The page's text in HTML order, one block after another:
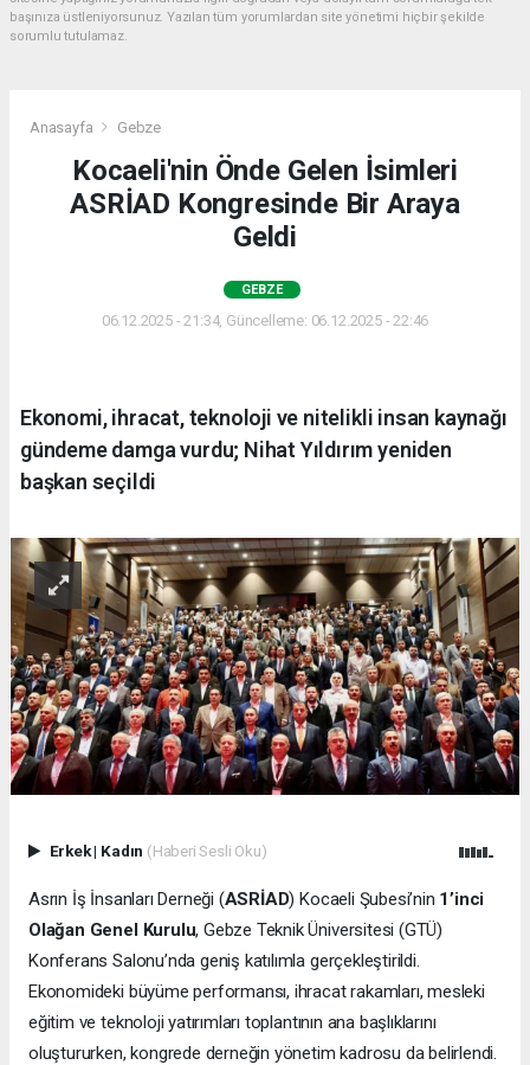
başınıza üstleniyorsunuz. Yazılan tüm yorumlardan site yönetimi hiçbir şekilde
sorumlu tutulamaz.
Anasayfa Gebze
Kocaeli'nin Önde Gelen İsimleri
ASRİAD Kongresinde Bir Araya
Geldi
GEBZE
06.12.2025 - 21:34, Güncelleme: 06.12.2025 - 22:46
Ekonomi, ihracat, teknoloji ve nitelikli insan kaynağı
gündeme damga vurdu; Nihat Yıldırım yeniden
başkan seçildi
Erkek| Kadın (Haberi Sesli Oku)
Asrın İş İnsanları Derneği (ASRİAD) Kocaeli Şubesi’nin 1’inci
Olağan Genel Kurulu, Gebze Teknik Üniversitesi (GTÜ)
Konferans Salonu’nda geniş katılımla gerçekleştirildi.
Ekonomideki büyüme performansı, ihracat rakamları, mesleki
eğitim ve teknoloji yatırımları toplantının ana başlıklarını
oluştururken, kongrede derneğin yönetim kadrosu da belirlendi.